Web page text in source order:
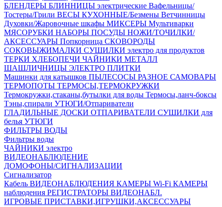
БЛЕНДЕРЫ БЛИННИЦЫ электрические Вафельницы/
Тостеры/Грили ВЕСЫ КУХОННЫЕ/Безмены Ветчинницы
Духовки/Жаровочные шкафы МИКСЕРЫ Мультиварки
МЯСОРУБКИ НАБОРЫ ПОСУДЫ НОЖИ/ТОЧИЛКИ/
АКСЕССУАРЫ Попкорница СКОВОРОДЫ
СОКОВЫЖИМАЛКИ СУШИЛКИ электро для продуктов
ТЕРКИ ХЛЕБОПЕЧИ ЧАЙНИКИ МЕТАЛЛ
ШАШЛИЧНИЦЫ ЭЛЕКТРО ПЛИТКИ
Машинки для катышков ПЫЛЕСОСЫ РАЗНОЕ САМОВАРЫ
ТЕРМОПОТЫ ТЕРМОСЫ,ТЕРМОКРУЖКИ
Термокружки,стаканы,бутылки для воды Термосы,ланч-боксы
Тэны,спирали УТЮГИ/Отпариватели
ГЛАДИЛЬНЫЕ ДОСКИ ОТПАРИВАТЕЛИ СУШИЛКИ для
белья УТЮГИ
ФИЛЬТРЫ ВОДЫ
Фильтры воды
ЧАЙНИКИ электро
ВИДЕОНАБЛЮДЕНИЕ
ДОМОФОНЫ/СИГНАЛИЗАЦИИ
Сигнализатор
Кабель ВИДЕОНАБЛЮДЕНИЯ КАМЕРЫ Wi-Fi КАМЕРЫ
наблюдения РЕГИСТРАТОРЫ ВИДЕОНАБЛ.
ИГРОВЫЕ ПРИСТАВКИ,ИГРУШКИ,АКСЕССУАРЫ